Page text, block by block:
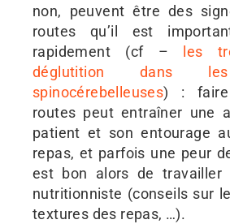
non, peuvent être des
routes qu’il est
rapidement (cf – les
déglutition dans
spinocérebelleuses) : faire
routes peut entraîner une
patient et son entourage
repas, et parfois une peur
est bon alors de travailler
nutritionniste (conseils sur
textures des repas, …).